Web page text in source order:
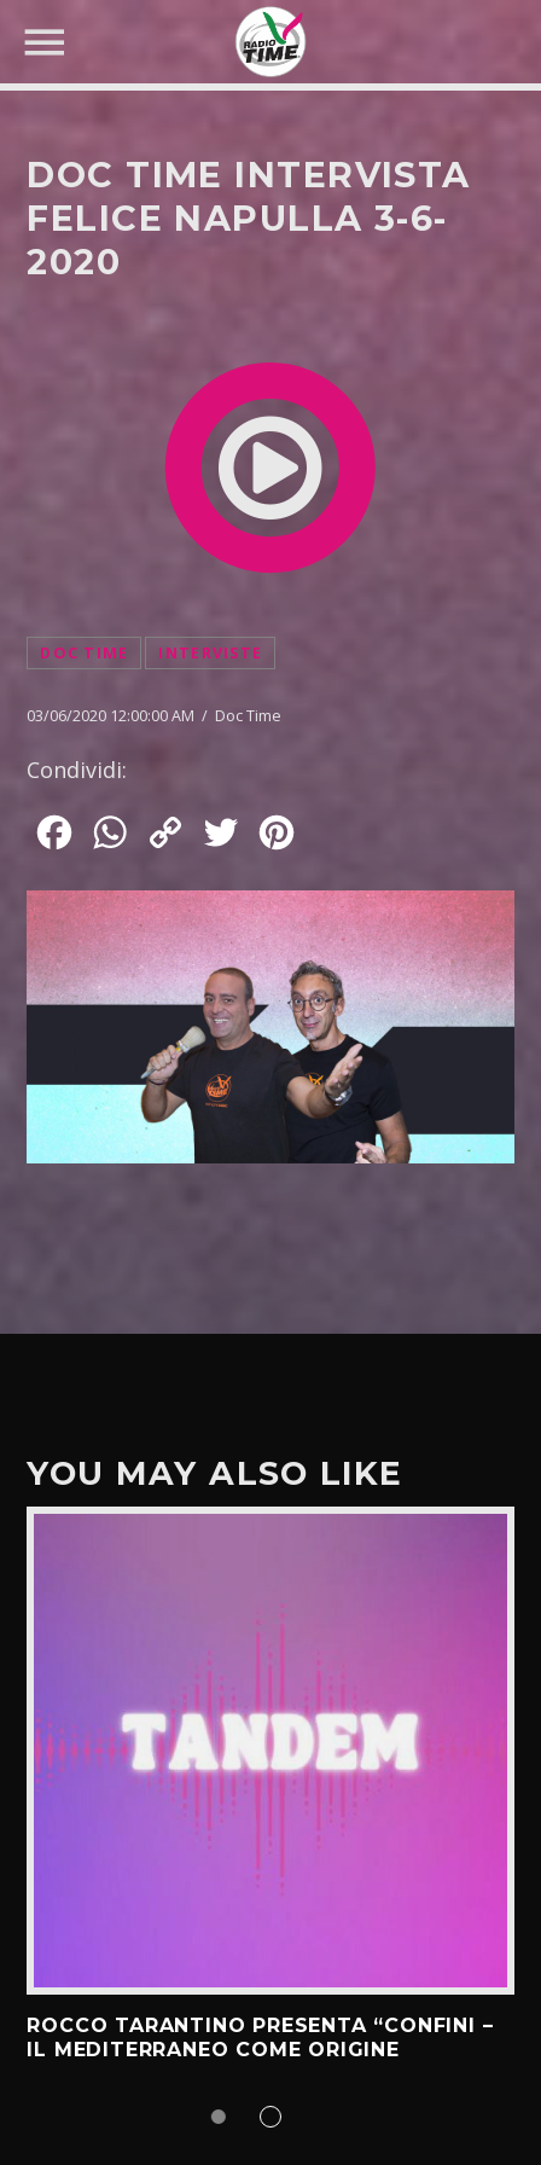
CERCA NEL SITO WEB:
DOC TIME INTERVISTA
FELICE NAPULLA 3-6-
2020
DOC TIME INTERVISTE
03/06/2020 12:00:00 AM / Doc Time
Condividi:
FacebookWhatsApp
Copy
Twitter
YOU MAY ALSO LIKE
ROCCO TARANTINO PRESENTA “CONFINI –
IL MEDITERRANEO COME ORIGINE